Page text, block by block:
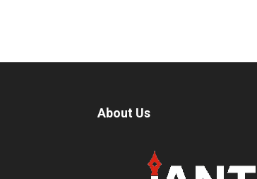
About Us